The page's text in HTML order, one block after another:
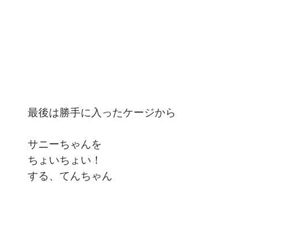
最後は勝手に入ったケージから
サニーちゃんを
ちょいちょい！
する、てんちゃん